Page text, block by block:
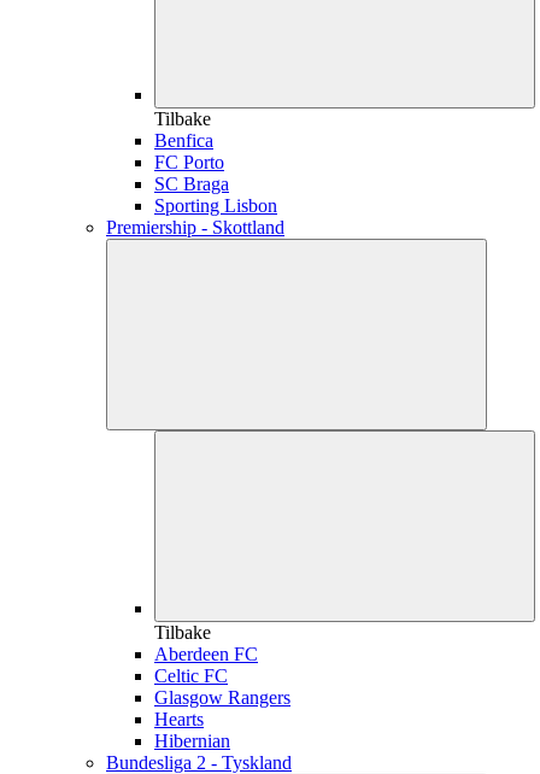
Tilbake
Benfica
FC Porto
SC Braga
Sporting Lisbon
Premiership - Skottland
Tilbake
Aberdeen FC
Celtic FC
Glasgow Rangers
Hearts
Hibernian
Bundesliga 2 - Tyskland